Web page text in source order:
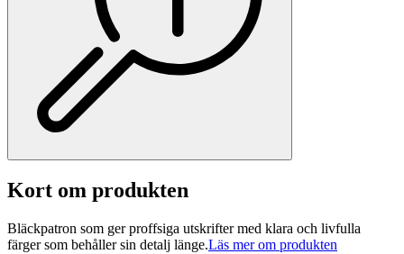
Kort om produkten
Bläckpatron som ger proffsiga utskrifter med klara och livfulla
färger som behåller sin detalj länge.Läs mer om produkten